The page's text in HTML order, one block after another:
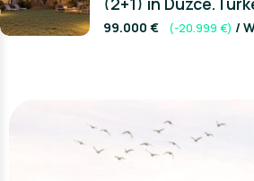
99.000 € (-20.999 €) /